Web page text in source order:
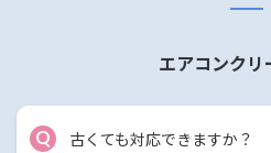
エアコンクリ
Q 古くても対応できますか？